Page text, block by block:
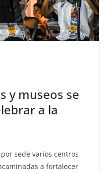
y museos se
a la
sede varios centros
a fortalecer